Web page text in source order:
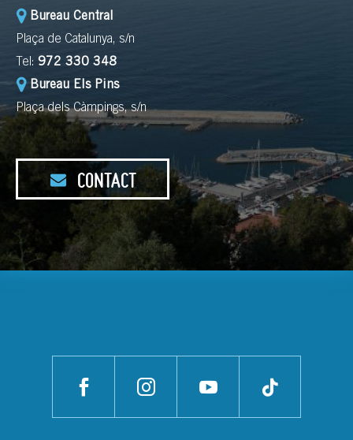
Bureau Central
Plaça de Catalunya, s/n
Tel: 972 330 348
Bureau Els Pins
Plaça dels Càmpings, s/n
CONTACT